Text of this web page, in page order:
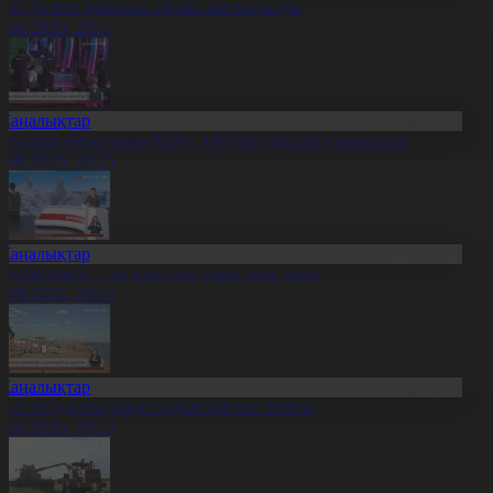
да егін орағына әзірлік пысықталды
20:17
ойындары-2026»: 180 млн қаралым жиналды
20:15
– ақ жартасқа қашалған тарих
20:14
тұзды көлдерде 6 адам қайтыс болған
20:13